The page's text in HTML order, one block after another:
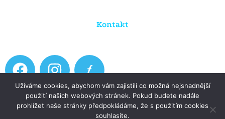
Kontakt
F
a
c
e
I
n
s
t
Copyright © 2026 Dratule.cz
Užíváme cookies, abychom vám zajistili co možná nejsnadnější
použití našich webových stránek. Pokud budete nadále
prohlížet naše stránky předpokládáme, že s použitím cookies
souhlasíte.